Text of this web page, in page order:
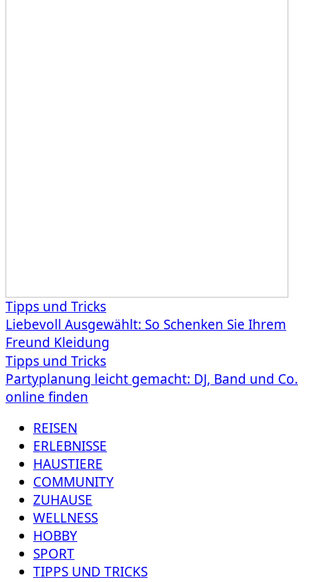
Tipps und Tricks
Liebevoll Ausgewählt: So Schenken Sie Ihrem
Freund Kleidung
Tipps und Tricks
Partyplanung leicht gemacht: DJ, Band und Co.
online finden
REISEN
ERLEBNISSE
HAUSTIERE
COMMUNITY
ZUHAUSE
WELLNESS
HOBBY
SPORT
TIPPS UND TRICKS